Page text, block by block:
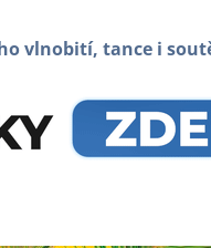
vlnobití, tance i